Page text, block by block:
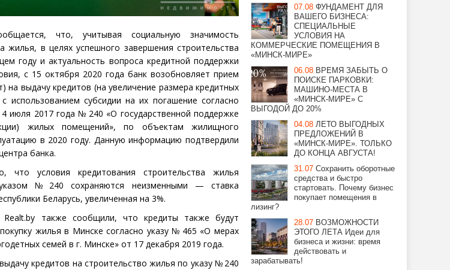
что, учитывая социальную значимость
жилья, в целях успешного завершения строительства
году и актуальность вопроса кредитной поддержки
с 15 октября 2020 года банк возобновляет прием
на выдачу кредитов (на увеличение размера кредитных
субсидии на их погашение согласно
июля 2017 года № 240 «О государственной поддержке
жилых помещений», по объектам жилищного
в 2020 году. Данную информацию подтвердили
банка.
условия кредитования строительства жилья
№ 240 сохраняются неизменными — ставка
Беларусь, увеличенная на 3%.
Realt.by
также сообщили, что кредиты также будут
жилья в Минске согласно указу № 465 «О мерах
семей в г. Минске» от 17 декабря 2019 года.
выдачу кредитов на строительство жилья по указу № 240
07.08 ФУНДАМЕНТ ДЛЯ
ВАШЕГО БИЗНЕСА:
СПЕЦИАЛЬНЫЕ
УСЛОВИЯ НА
КОММЕРЧЕСКИЕ ПОМЕЩЕНИЯ В
«МИНСК-МИРЕ»
06.08 ВРЕМЯ ЗАБЫТЬ О
ПОИСКЕ ПАРКОВКИ:
МАШИНО-МЕСТА В
«МИНСК-МИРЕ» С
ВЫГОДОЙ ДО 20%
04.08 ЛЕТО ВЫГОДНЫХ
ПРЕДЛОЖЕНИЙ В
«МИНСК-МИРЕ». ТОЛЬКО
ДО КОНЦА АВГУСТА!
31.07 Сохранить оборотные
средства и быстро
стартовать. Почему бизнес
покупает помещения в
лизинг?
28.07 ВОЗМОЖНОСТИ
ЭТОГО ЛЕТА Идеи для
бизнеса и жизни: время
действовать и
зарабатывать!